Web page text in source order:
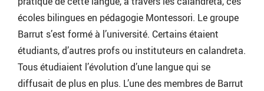
écoles bilingues en pédagogie Montessori. Le groupe
Barrut s’est formé à l’université. Certains étaient
étudiants, d’autres profs ou instituteurs en calandreta.
Tous étudiaient l’évolution d’une langue qui se
diffusait de plus en plus. L’une des membres de Barrut